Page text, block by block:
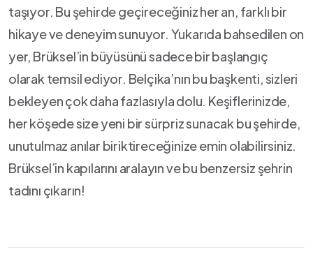
taşıyor. Bu şehirde geçireceğiniz her an, farklı bir
hikaye ve deneyim ‍sunuyor. Yukarıda bahsedilen‍ on
yer, Brüksel’in büyüsünü sadece ⁤bir⁣ başlangıç
olarak temsil ediyor. Belçika’nın bu başkenti, sizleri
bekleyen çok daha fazlasıyla dolu. Keşiflerinizde,
her köşede size‍ yeni bir sürpriz sunacak bu şehirde,
unutulmaz anılar biriktireceğinize emin olabilirsiniz.
Brüksel’in kapılarını aralayın ve bu benzersiz şehrin
tadını çıkarın!